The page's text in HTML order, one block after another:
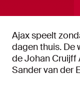
Ajax speelt
dagen thuis. De
de Johan
Sander van der